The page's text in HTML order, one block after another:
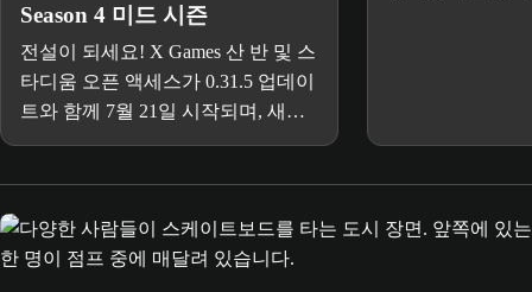
Season 4 미드 시즌
전설이 되세요! X Games 산 반 및 스
타디움 오픈 액세스가 0.31.5 업데이
트와 함께 7월 21일 시작되며, 새로
운 태스크와 챌린지, X Games 스팟